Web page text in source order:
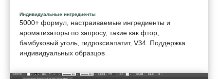
Индивидуальные ингредиенты
5000+ формул, настраиваемые ингредиенты и
ароматизаторы по запросу, такие как фтор,
бамбуковый уголь, гидроксиапатит, V34. Поддержка
индивидуальных образцов